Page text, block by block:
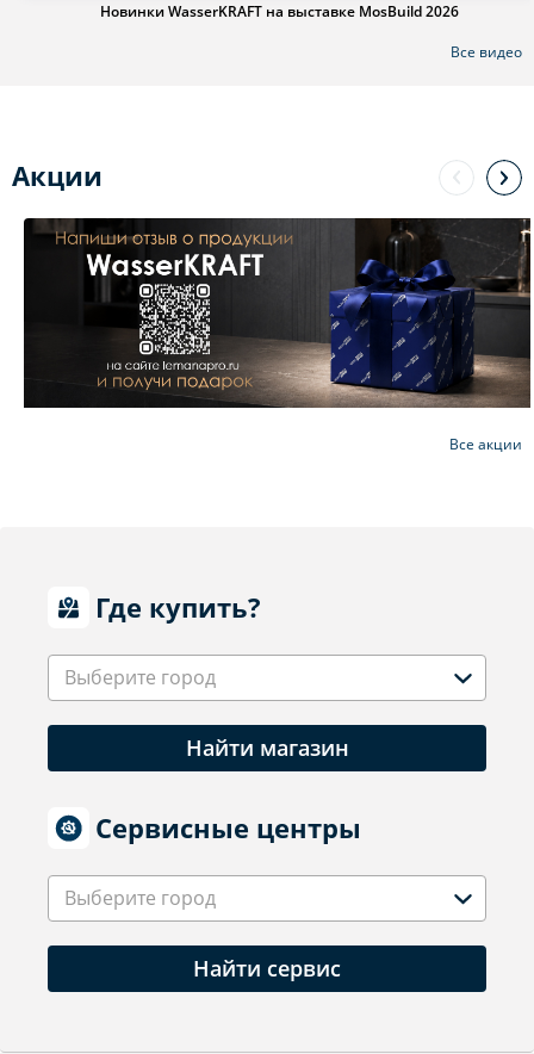
Новинки WasserKRAFT на выставке MosBuild 2026
Все видео
Акции
Все акции
Где купить?
Выберите город
Найти магазин
Сервисные центры
Выберите город
Найти сервис